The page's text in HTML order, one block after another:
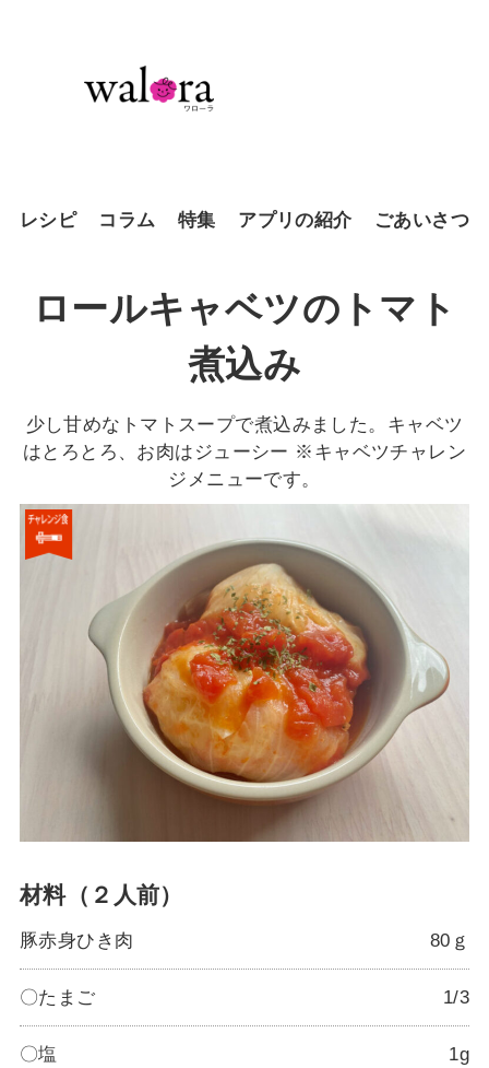
レシピ コラム 特集 アプリの紹介 ごあいさつ
ロールキャベツのトマト
煮込み
少し甘めなトマトスープで煮込みました。キャベツ
はとろとろ、お肉はジューシー ※キャベツチャレン
ジメニューです。
材料（２人前）
豚赤身ひき肉 80ｇ
〇たまご 1/3
〇塩 1g